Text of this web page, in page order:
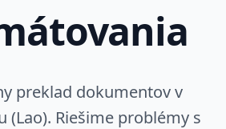
preklad dokumentov v
(Lao). Riešime problémy s